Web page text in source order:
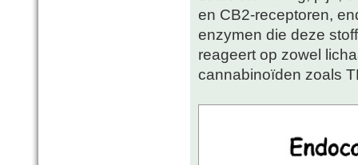
en CB2-receptoren,
enzymen die deze
reageert op zowel
cannabinoïden zoals